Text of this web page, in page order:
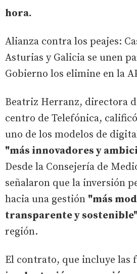
hora.
Alianza contra los peajes:
Asturias y Galicia se unen
Gobierno los elimine en la
Beatriz Herranz, directora
centro de Telefónica,
uno de los modelos de
"más innovadores y
Desde la Consejería de
señalaron que la inversión
hacia una gestión "más
transparente y
región.
El contrato, que incluye las